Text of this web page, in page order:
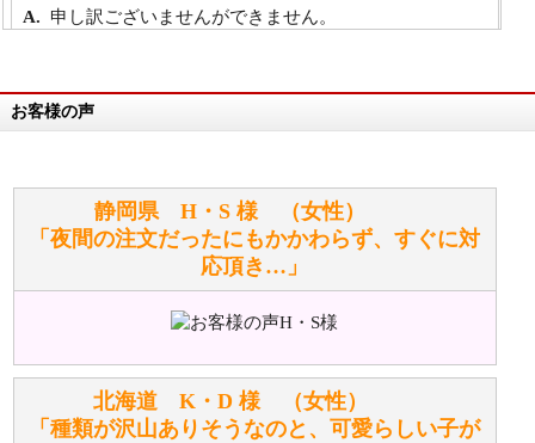
申し訳ございませんができません。
万が一欲しい商品が見つからない場合は、探して取り
お任せください！それは当店が謡っています「おも
てなしの心」で対応させていただきます。
シュタイフのぬいぐるみは洗濯できますか？ ぬいぐ
るみのお手入れ方法を教えてください。
詳しくはこちら をご覧ください。
お客様の声
静岡県 H・S 様 （女性）
「夜間の注文だったにもかかわらず、すぐに対
応頂き…」
北海道 K・D 様 （女性）
「種類が沢山ありそうなのと、可愛らしい子が